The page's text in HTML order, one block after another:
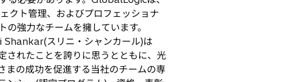
クト管理、およびプロフェッショナ
強力なチームを擁しています。
スリニ・シャンカール)は
されたことを誇りに思うとともに、光
まの成功を促進する当社のチームの専